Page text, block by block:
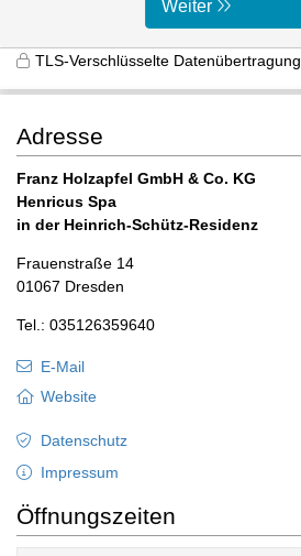
Weiter
TLS-Verschlüsselte Datenübertragung
Adresse
Franz Holzapfel GmbH & Co. KG
Henricus Spa
in der Heinrich-Schütz-Residenz
Frauenstraße 14
01067 Dresden
Tel.: 035126359640
E-Mail
Website
Datenschutz
Impressum
Öffnungszeiten